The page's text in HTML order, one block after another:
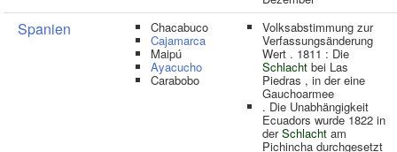
Spanien Chacabuco
Cajamarca
Maipú
Ayacucho
Carabobo
Volksabstimmung zur
Verfassungsänderung
Wert . 1811 : Die
Schlacht bei Las
Piedras , in der eine
Gauchoarmee
. Die Unabhängigkeit
Ecuadors wurde 1822 in
derSchlacht am
Pichincha durchgesetzt